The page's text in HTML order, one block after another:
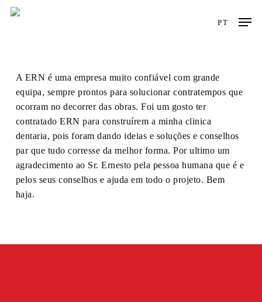
Skip
PT
A ERN é uma empresa muito confiável com grande
equipa, sempre prontos para solucionar contratempos que
ocorram no decorrer das obras. Foi um gosto ter
contratado ERN para construírem a minha clinica
dentaria, pois foram dando ideias e soluções e conselhos
par que tudo corresse da melhor forma. Por ultimo um
agradecimento ao Sr. Ernesto pela pessoa humana que é e
pelos seus conselhos e ajuda em todo o projeto. Bem
haja.